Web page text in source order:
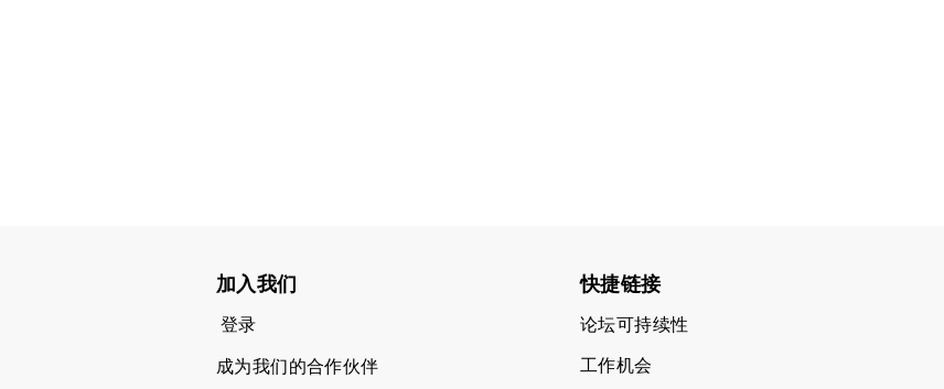
加入我们
登录
成为我们的合作伙伴
快捷链接
论坛可持续性
工作机会